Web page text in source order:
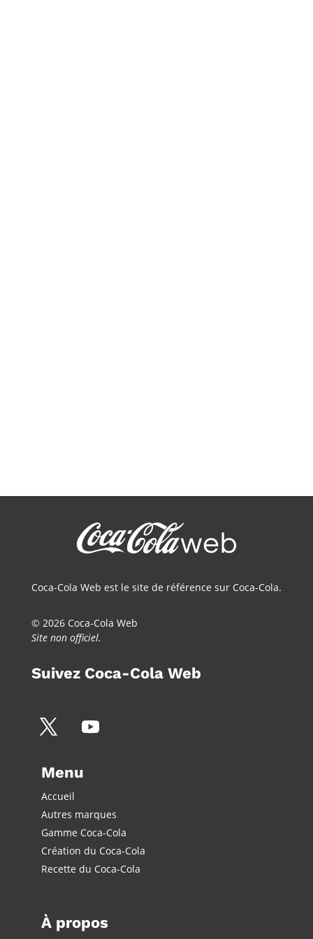
Coca-Cola Web est le site de référence sur Coca-Cola.
© 2026 Coca-Cola Web
Site non officiel.
Suivez Coca-Cola Web
Menu
Accueil
Autres marques
Gamme Coca-Cola
Création du Coca-Cola
Recette du Coca-Cola
À propos